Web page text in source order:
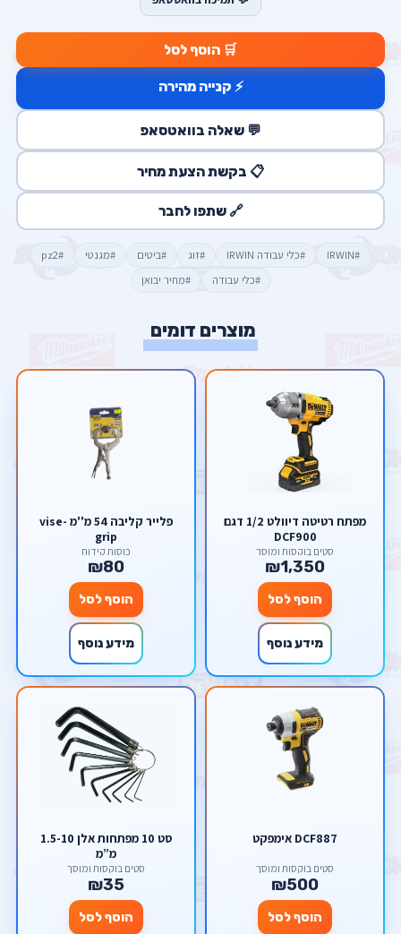
🛒 הוסף לסל
⚡ קנייה מהירה
💬 שאלה בוואטסאפ
📋 בקשת הצעת מחיר
🔗 שתפו לחבר
#IRWIN #כלי עבודה IRWIN #זוג #ביטים #מגנטי
#pz2
#כלי עבודה
#מחיר יבואן
מוצרים דומים
מפתח רטיטה דיוולט 1/2 דגם
DCF900
סטים בוקסות ומוסך
₪1,350
הוסף לסל
מידע נוסף
פלייר קליבה 54 מ''מ vise-
grip
כוסות קידוח
₪80
הוסף לסל
מידע נוסף
DCF887 אימפקט
סטים בוקסות ומוסך
₪500
הוסף לסל
סט 10 מפתחות אלן 1.5-10
מ”מ
סטים בוקסות ומוסך
₪35
הוסף לסל